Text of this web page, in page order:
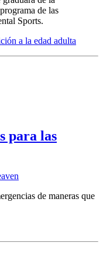
de las
Sports.
a la edad adulta
para las
de maneras que